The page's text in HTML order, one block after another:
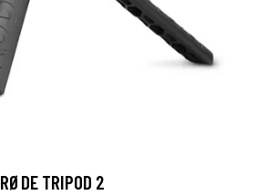
RØDE TRIPOD 2